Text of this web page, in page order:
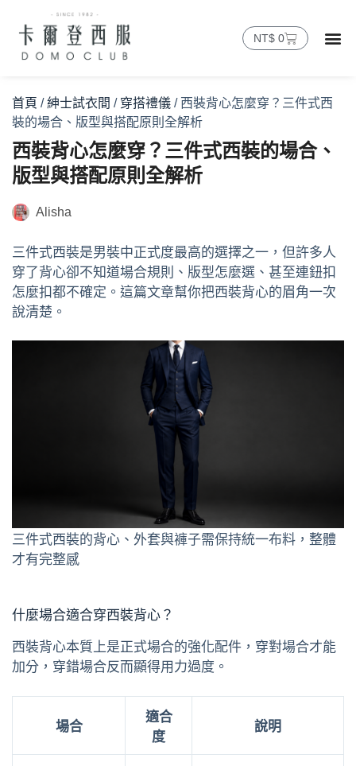
NT$ 0
首頁 /紳士試衣間 / 穿搭禮儀 / 西裝背心怎麼穿？三件式西
裝的場合、版型與搭配原則全解析
西裝背心怎麼穿？三件式西裝的場合、
版型與搭配原則全解析
Alisha
三件式西裝是男裝中正式度最高的選擇之一，但許多人
穿了背心卻不知道場合規則、版型怎麼選、甚至連鈕扣
怎麼扣都不確定。這篇文章幫你把西裝背心的眉角一次
說清楚。
三件式西裝的背心、外套與褲子需保持統一布料，整體
才有完整感
什麼場合適合穿西裝背心？
西裝背心本質上是正式場合的強化配件，穿對場合才能
加分，穿錯場合反而顯得用力過度。
場合
適合
度
說明